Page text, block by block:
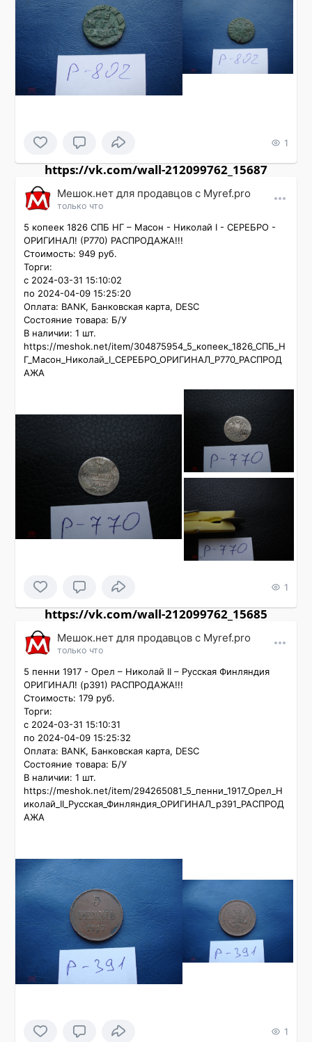
1
https://vk.com/wall-212099762_15687
Мешок.нет для продавцов c Myref.pro
только что
5 копеек 1826 СПБ НГ – Масон - Николай I - СЕРЕБРО -
ОРИГИНАЛ! (P770) РАСПРОДАЖА!!!
Стоимость: 949 руб.
Торги:
с 2024-03-31 15:10:02
по 2024-04-09 15:25:20
Оплата: BANK, Банковская карта, DESC
Состояние товара: Б/У
В наличии: 1 шт.
https://meshok.net/item/304875954_5_копеек_1826_СПБ_Н
Г_Масон_Николай_I_СЕРЕБРО_ОРИГИНАЛ_P770_РАСПРОД
АЖА
1
https://vk.com/wall-212099762_15685
Мешок.нет для продавцов c Myref.pro
только что
5 пенни 1917 - Орел – Николай II – Русская Финляндия
ОРИГИНАЛ! (р391) РАСПРОДАЖА!!!
Стоимость: 179 руб.
Торги:
с 2024-03-31 15:10:31
по 2024-04-09 15:25:32
Оплата: BANK, Банковская карта, DESC
Состояние товара: Б/У
В наличии: 1 шт.
https://meshok.net/item/294265081_5_пенни_1917_Орел_Н
иколай_II_Русская_Финляндия_ОРИГИНАЛ_р391_РАСПРОД
АЖА
1